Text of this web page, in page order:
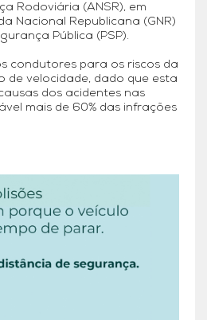
Rodoviária (ANSR), em
Nacional Republicana (GNR)
Pública (PSP).
condutores para os riscos da
de velocidade, dado que esta
dos acidentes nas
mais de 60% das infrações